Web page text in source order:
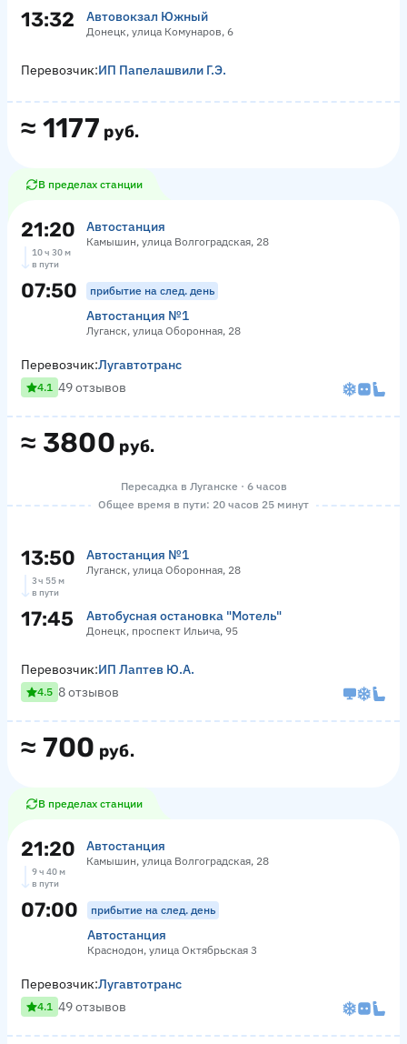
13:32 Автовокзал Южный
Донецк, улица Комунаров, 6
≈ 1177 руб.
Перевозчик:ИП Папелашвили Г.Э.
В пределах станции
21:20 Автостанция
Камышин, улица Волгоградская, 28
10 ч 30 м
в пути
07:50 прибытие на след. день
Автостанция №1
Луганск, улица Оборонная, 28
≈ 3800 руб.
Перевозчик:Лугавтотранс
4.1 49 отзывов
Пересадка в Луганске · 6 часов
Общее время в пути: 20 часов 25 минут
13:50 Автостанция №1
Луганск, улица Оборонная, 28
3 ч 55 м
в пути
17:45 Автобусная остановка "Мотель"
Донецк, проспект Ильича, 95
≈ 700 руб.
Перевозчик:ИП Лаптев Ю.А.
4.5 8 отзывов
В пределах станции
21:20 Автостанция
Камышин, улица Волгоградская, 28
9 ч 40 м
в пути
07:00 прибытие на след. день
Автостанция
Краснодон, улица Октябрьская 3
Перевозчик:Лугавтотранс
4.1 49 отзывов